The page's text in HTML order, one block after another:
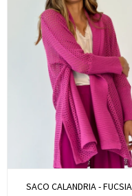
SACO CALANDRIA - FUCSIA